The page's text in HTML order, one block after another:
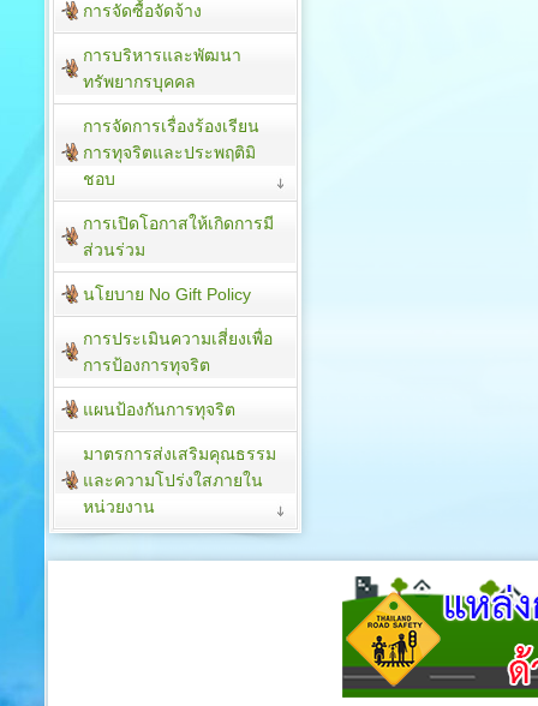
การจัดซื้อจัดจ้าง
การบริหารและพัฒนา
ทรัพยากรบุคคล
การจัดการเรื่องร้องเรียน
การทุจริตและประพฤติมิ
ชอบ
การเปิดโอกาสให้เกิดการมี
ส่วนร่วม
นโยบาย No Gift Policy
การประเมินความเสี่ยงเพื่อ
การป้องการทุจริต
แผนป้องกันการทุจริต
มาตรการส่งเสริมคุณธรรม
และความโปร่งใสภายใน
หน่วยงาน